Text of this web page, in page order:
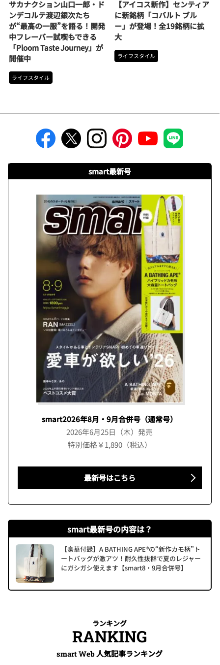
サカナクション山口一郎・ド
ンデコルテ渡辺銀次たち
が“最高の一服”を語る！開発
中フレーバー試喫もできる
「Ploom Taste Journey」が
開催中
ライフスタイル
【アイコス新作】センティア
に新銘柄「コバルト ブル
ー」が登場！全19銘柄に拡
大
ライフスタイル
smart最新号
smart2026年8月・9月合併号（通常号）
2026年6月25日（木）発売
特別価格￥1,890（税込）
最新号はこちら
smart最新号の内容は？
【豪華付録】A BATHING APE®の“新作カモ柄”ト
ートバッグが激アツ！耐久性抜群で夏のレジャー
にガシガシ使えます【smart8・9月合併号】
ランキング
RANKING
smart Web 人気記事ランキング